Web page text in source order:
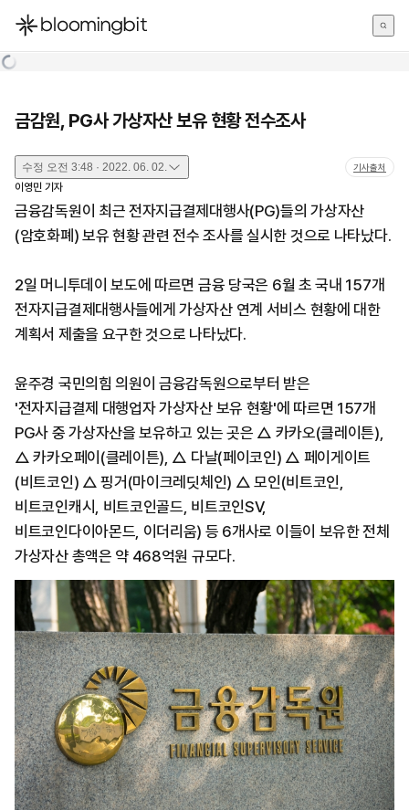
한국어
금감원, PG사 가상자산 보유 현황 전수조사
수정 오전 3:48 · 2022. 06. 02. 기사출처
이영민 기자
금융감독원이 최근 전자지급결제대행사(PG)들의 가상자산
(암호화폐) 보유 현황 관련 전수 조사를 실시한 것으로 나타났다.
2일 머니투데이 보도에 따르면 금융 당국은 6월 초 국내 157개
전자지급결제대행사들에게 가상자산 연계 서비스 현황에 대한
계획서 제출을 요구한 것으로 나타났다.
윤주경 국민의힘 의원이 금융감독원으로부터 받은
'전자지급결제 대행업자 가상자산 보유 현황'에 따르면 157개
PG사 중 가상자산을 보유하고 있는 곳은 △ 카카오(클레이튼),
△ 카카오페이(클레이튼), △ 다날(페이코인) △ 페이게이트
(비트코인) △ 핑거(마이크레딧체인) △ 모인(비트코인,
비트코인캐시, 비트코인골드, 비트코인SV,
비트코인다이아몬드, 이더리움) 등 6개사로 이들이 보유한 전체
가상자산 총액은 약 468억원 규모다.